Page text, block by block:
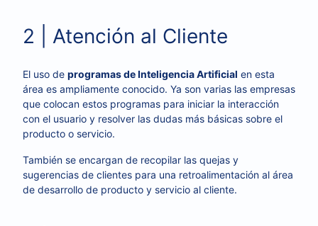
2 | Atención al Cliente
El uso de programas de Inteligencia Artificial en esta
área es ampliamente conocido. Ya son varias las empresas
que colocan estos programas para iniciar la interacción
con el usuario y resolver las dudas más básicas sobre el
producto o servicio.
También se encargan de recopilar las quejas y
sugerencias de clientes para una retroalimentación al área
de desarrollo de producto y servicio al cliente.